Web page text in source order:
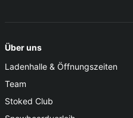
Über uns
Ladenhalle & Öffnungszeiten
Team
Stoked Club